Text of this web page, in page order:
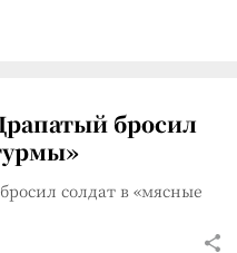
бросил
солдат в «мясные